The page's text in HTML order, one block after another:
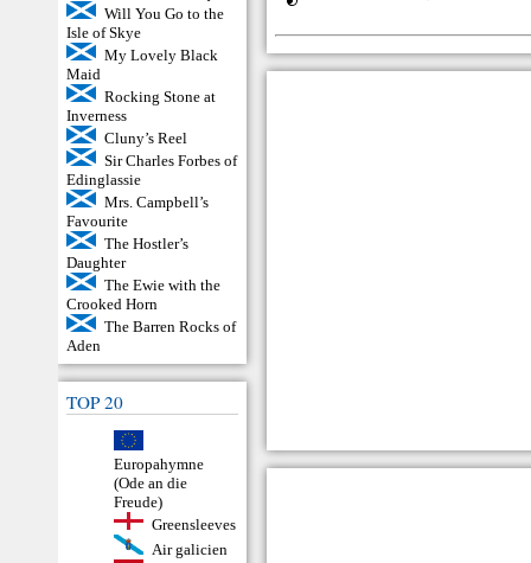
Will You Go to the
Isle of Skye
My Lovely Black
Maid
Rocking Stone at
Inverness
Cluny’s Reel
Sir Charles Forbes of
Edinglassie
Mrs. Campbell’s
Favourite
The Hostler’s
Daughter
The Ewie with the
Crooked Horn
The Barren Rocks of
Aden
TOP 20
Europahymne
(Ode an die
Freude)
Greensleeves
Air galicien